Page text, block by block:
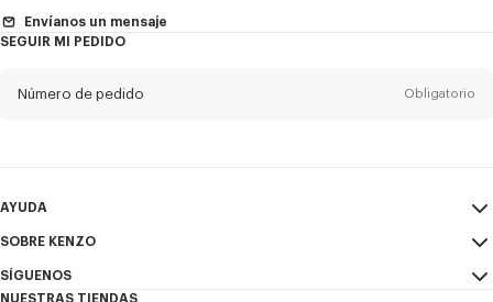
Nombre*
Envíanos un mensaje
SEGUIR MI PEDIDO
Número de pedido Obligatorio
AYUDA
Mi Cuenta
Guía de tallas
SOBRE KENZO
Condiciones de venta
SÍGUENOS
NUESTRAS TIENDAS